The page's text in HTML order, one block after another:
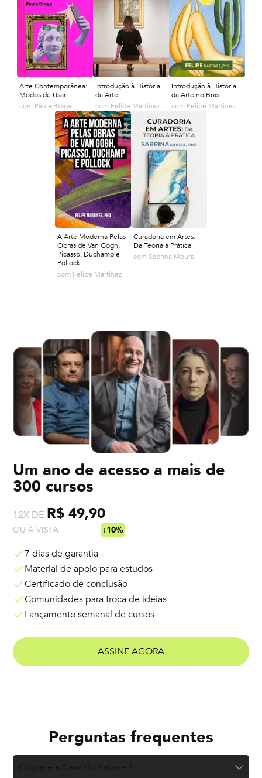
Arte Contemporânea:
Modos de Usar
com Paula Braga
Introdução à História
da Arte
com Felipe Martinez
Introdução à História
da Arte no Brasil
com Felipe Martinez
A Arte Moderna Pelas
Obras de Van Gogh,
Picasso, Duchamp e
Pollock
com Felipe Martinez
Curadoria em Artes:
Da Teoria à Prática
com Sabrina Moura
Um ano de acesso a mais de
300 cursos
12X DE R$ 49,90
OU À VISTA ↓10%
7 dias de garantia
Material de apoio para estudos
Certificado de conclusão
Comunidades para troca de ideias
Lançamento semanal de cursos
ASSINE AGORA
Perguntas frequentes